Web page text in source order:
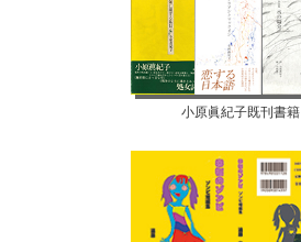
小原眞紀子既刊書籍